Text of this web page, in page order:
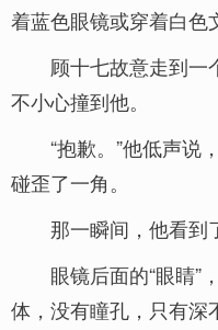
着蓝色眼镜或穿着白色
顾十七故意走到一
不小心撞到他。
“抱歉。”他低声说
碰歪了一角。
那一瞬间，他看
眼镜后面的“眼睛”
体，没有瞳孔，只有深